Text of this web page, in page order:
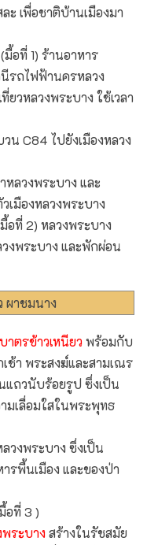
ะ เพื่อชาติบ้านเมืองมา
อที่ 1) ร้านอาหาร
รถไฟฟ้านครหลวง
ยวหลวงพระบาง ใช้เวลา
น C84 ไปยังเมืองหลวง
หลวงพระบาง และ
เมืองหลวงพระบาง
อที่ 2) หลวงพระบาง
งพระบาง และพักผ่อน
ผาชมนาง
ตรข้าวเหนียวพร้อมกับ
ช้า พระสงฆ์และสามเณร
ถวนับร้อยรูป ซึ่งเป็น
มเลื่อมใสในพระพุทธ
วงพระบาง ซึ่งเป็น
รพื้นเมือง และของป่า
อที่ 3 )
ระบางสร้างในรัชสมัย